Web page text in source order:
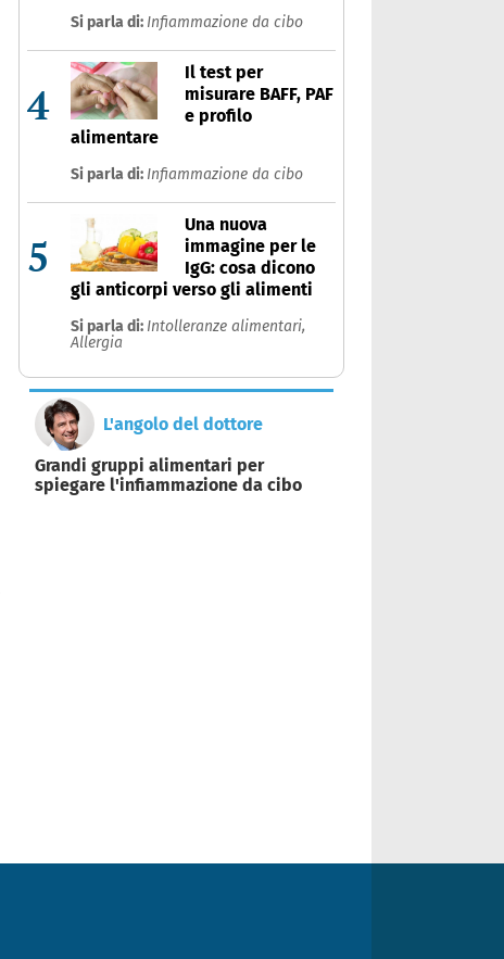
Si parla di: Infiammazione da cibo
4
Il test per
misurare BAFF, PAF
e profilo
alimentare
Si parla di: Infiammazione da cibo
5
Una nuova
immagine per le
IgG: cosa dicono
gli anticorpi verso gli alimenti
Si parla di: Intolleranze alimentari,
Allergia
L'angolo del dottore
Grandi gruppi alimentari per
spiegare l'infiammazione da cibo